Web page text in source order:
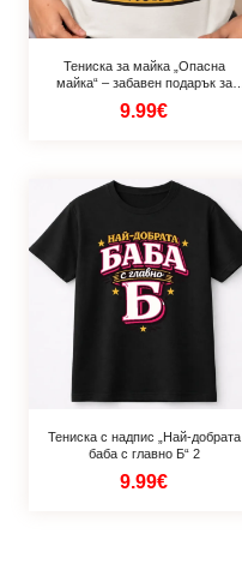
Тениска за майка „Опасна
майка“ – забавен подарък за
9.99€
Тениска с надпис „Най-добрата
баба с главно Б“ 2
9.99€